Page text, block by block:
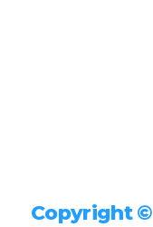
Copyright ©